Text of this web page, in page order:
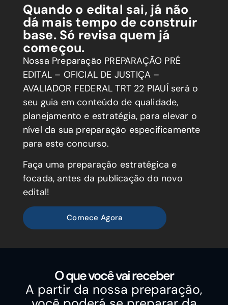
Quando o edital sai, já não
dá mais tempo de construir
base. Só revisa quem já
começou.
Nossa Preparação PREPARAÇÃO PRÉ
EDITAL – OFICIAL DE JUSTIÇA –
AVALIADOR FEDERAL TRT 22 PIAUÍ será o
seu guia em conteúdo de qualidade,
planejamento e estratégia, para elevar o
nível da sua preparação especificamente
para este concurso.
Faça uma preparação estratégica e
focada, antes da publicação do novo
edital!
Comece Agora
O que você vai receber
A partir da nossa preparação,